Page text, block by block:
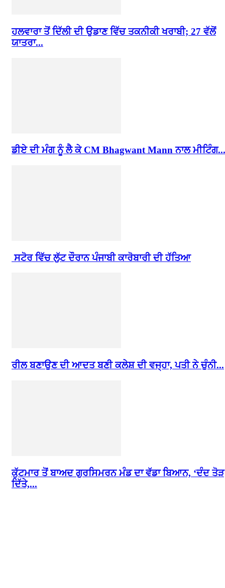
ਹਲਵਾਰਾ ਤੋਂ ਦਿੱਲੀ ਦੀ ਉਡਾਣ ਵਿੱਚ ਤਕਨੀਕੀ ਖਰਾਬੀ; 27 ਵੱਲੋਂ
ਯਾਤਰਾ...
ਡੀਏ ਦੀ ਮੰਗ ਨੂੰ ਲੈ ਕੇ CM Bhagwant Mann ਨਾਲ ਮੀਟਿੰਗ...
ਸਟੋਰ ਵਿੱਚ ਲੁੱਟ ਦੌਰਾਨ ਪੰਜਾਬੀ ਕਾਰੋਬਾਰੀ ਦੀ ਹੱਤਿਆ
ਰੀਲ ਬਣਾਉਣ ਦੀ ਆਦਤ ਬਣੀ ਕਲੇਸ਼ ਦੀ ਵਜ੍ਹਾ, ਪਤੀ ਨੇ ਚੁੰਨੀ...
ਕੁੱਟਮਾਰ ਤੋਂ ਬਾਅਦ ਗੁਰਸਿਮਰਨ ਮੰਡ ਦਾ ਵੱਡਾ ਬਿਆਨ, ‘ਦੰਦ ਤੋੜ
ਦਿੱਤੇ,...